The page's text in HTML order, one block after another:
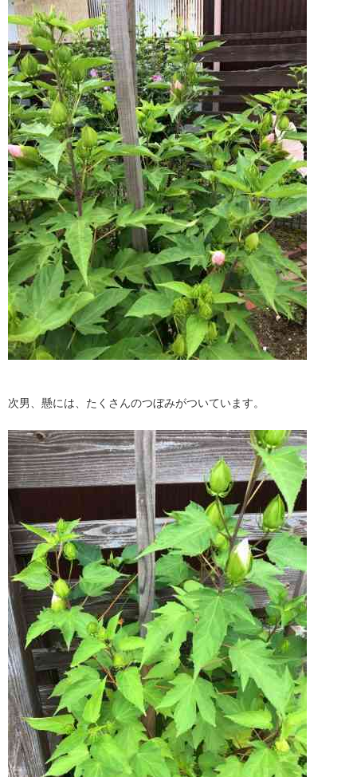
次男、懸には、たくさんのつぼみがついています。